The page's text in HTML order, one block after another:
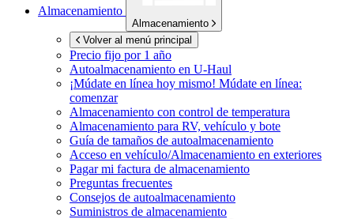
Almacenamiento
Almacenamiento
Volver al menú principal
Precio fijo por 1 año
Autoalmacenamiento en U-Haul
¡Múdate en línea hoy mismo! Múdate en línea:
comenzar
Almacenamiento con control de temperatura
Almacenamiento para RV, vehículo y bote
Guía de tamaños de autoalmacenamiento
Acceso en vehículo/Almacenamiento en exteriores
Pagar mi factura de almacenamiento
Preguntas frecuentes
Consejos de autoalmacenamiento
Suministros de almacenamiento